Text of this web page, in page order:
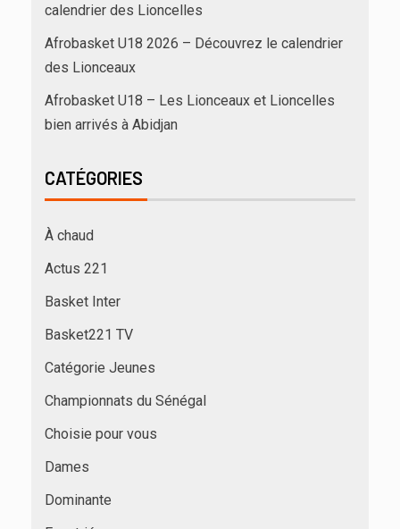
calendrier des Lioncelles
Afrobasket U18 2026 – Découvrez le calendrier
des Lionceaux
Afrobasket U18 – Les Lionceaux et Lioncelles
bien arrivés à Abidjan
CATÉGORIES
À chaud
Actus 221
Basket Inter
Basket221 TV
Catégorie Jeunes
Championnats du Sénégal
Choisie pour vous
Dames
Dominante